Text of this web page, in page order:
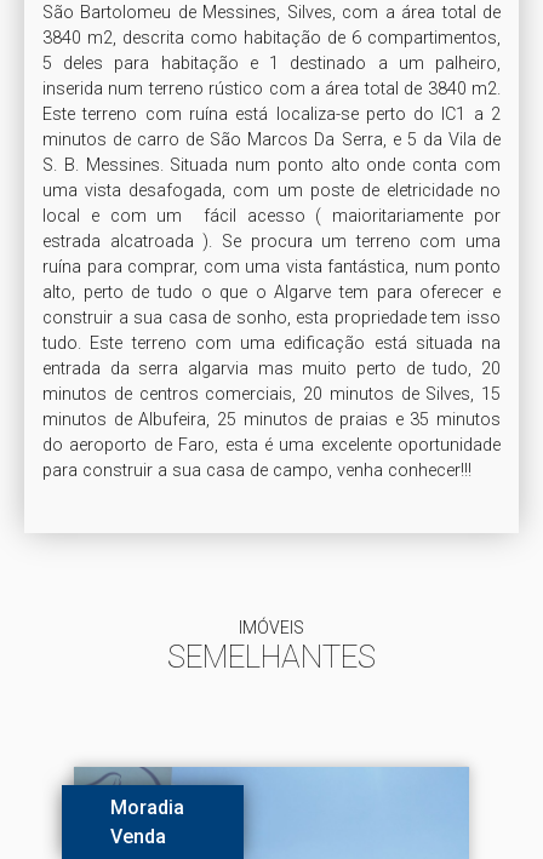
São Bartolomeu de Messines, Silves, com a área total de
3840 m2, descrita como habitação de 6 compartimentos,
5 deles para habitação e 1 destinado a um palheiro,
inserida num terreno rústico com a área total de 3840 m2.
Este terreno com ruína está localiza-se perto do IC1 a 2
minutos de carro de São Marcos Da Serra, e 5 da Vila de
S. B. Messines. Situada num ponto alto onde conta com
uma vista desafogada, com um poste de eletricidade no
local e com um  fácil acesso ( maioritariamente por
estrada alcatroada ). Se procura um terreno com uma
ruína para comprar, com uma vista fantástica, num ponto
alto, perto de tudo o que o Algarve tem para oferecer e
construir a sua casa de sonho, esta propriedade tem isso
tudo. Este terreno com uma edificação está situada na
entrada da serra algarvia mas muito perto de tudo, 20
minutos de centros comerciais, 20 minutos de Silves, 15
minutos de Albufeira, 25 minutos de praias e 35 minutos
do aeroporto de Faro, esta é uma excelente oportunidade
para construir a sua casa de campo, venha conhecer!!!
IMÓVEIS
SEMELHANTES
Moradia
Venda